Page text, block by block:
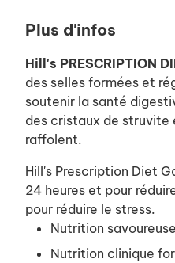
Plus d'infos
Hill's PRESCRIPTION
des selles formées et
soutenir la santé
des cristaux de struvite
raffolent.
Hill's Prescription Diet
24 heures et pour
pour réduire le stress.
Nutrition
Nutrition clinique